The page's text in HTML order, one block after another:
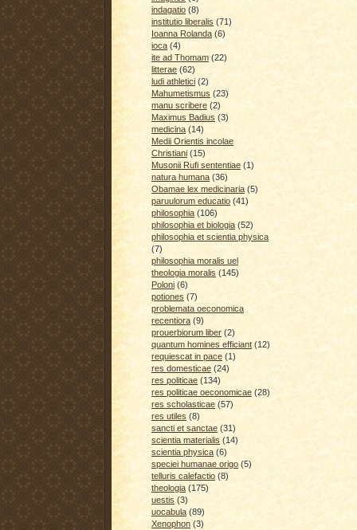
indagatio (8)
institutio liberalis (71)
Ioanna Rolanda (6)
ioca (4)
ite ad Thomam (22)
litterae (62)
ludi athletici (2)
Mahumetismus (23)
manu scribere (2)
Maximus Badius (3)
medicina (14)
Medii Orientis incolae
Christiani (15)
Musonii Rufi sententiae (1)
natura humana (36)
Obamae lex medicinaria (5)
paruulorum educatio (41)
philosophia (106)
philosophia et biologia (52)
philosophia et scientia physica
(7)
philosophia moralis uel
theologia moralis (145)
Poloni (6)
potiones (7)
problemata oeconomica
recentiora (9)
prouerbiorum liber (2)
quantum homines efficiant (12)
requiescat in pace (1)
res domesticae (24)
res politicae (134)
res politicae oeconomicae (28)
res scholasticae (57)
res utiles (8)
sancti et sanctae (31)
scientia materialis (14)
scientia physica (6)
speciei humanae origo (5)
telluris calefactio (8)
theologia (175)
uestis (3)
uocabula (89)
Xenophon (3)